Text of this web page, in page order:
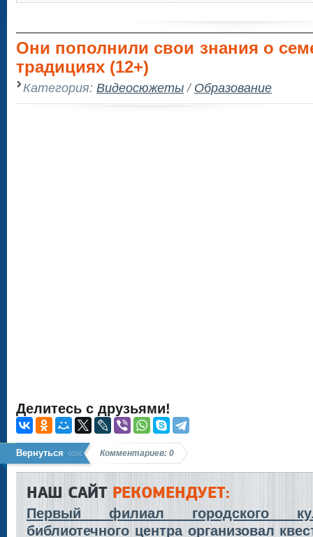
Они пополнили свои знания о
традициях (12+)
Категория: Видеосюжеты/Образование
Делитесь с друзьями!
Вернуться Комментариев: 0
НАШ САЙТРЕКОМЕНДУЕТ:
Первый филиал городского
библиотечного центра организовал